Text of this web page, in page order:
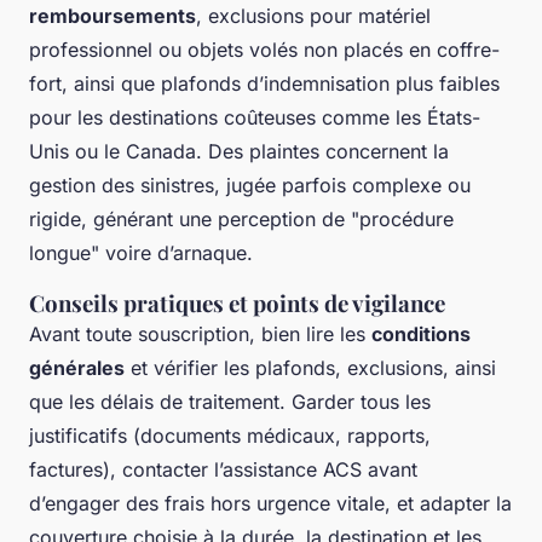
remboursements, exclusions pour matériel
professionnel ou objets volés non placés en coffre-
fort, ainsi que plafonds d’indemnisation plus faibles
pour les destinations coûteuses comme les États-
Unis ou le Canada. Des plaintes concernent la
gestion des sinistres, jugée parfois complexe ou
rigide, générant une perception de "procédure
longue" voire d’arnaque.
Conseils pratiques et points de vigilance
Avant toute souscription, bien lire les conditions
générales et vérifier les plafonds, exclusions, ainsi
que les délais de traitement. Garder tous les
justificatifs (documents médicaux, rapports,
factures), contacter l’assistance ACS avant
d’engager des frais hors urgence vitale, et adapter la
couverture choisie à la durée, la destination et les